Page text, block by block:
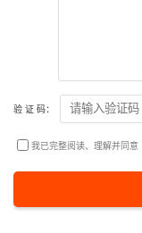
验 证 码：
我已完整阅读、理解并同意